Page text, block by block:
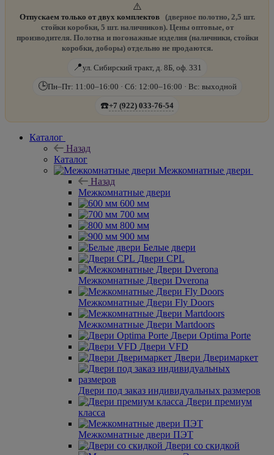
⚠️
Отпускаем только от двух комплектов
(дверное полотно, 2,5 шт.
стойки коробки, 5 шт. наличников). Цены оптовые, от
производителя. Полотна и погонажные изделия (наличники, стойки
коробки, доборы) отдельно не продаются.
📍ул. Сибирский тракт, д. 8Б, оф. 331
🕒Пн–Пт: 11:00–16:00 · Сб: 12:00–16:00 · Вс: выходной
☎️+7 (922) 033-76-54
Каталог
Назад
Каталог
Межкомнатные двери
Назад
Межкомнатные двери
600 мм
700 мм
800 мм
900 мм
Белые двери
Двери CPL
Межкомнатные Двери Dverona
Межкомнатные Двери Fly Doors
Межкомнатные Двери Martdoors
Двери Optima Porte
Двери VFD
Двери Дверимаркет
Двери под заказ индивидуальных размеров
Двери премиум
класса
Межкомнатные двери ПЭТ
Двери со скидкой